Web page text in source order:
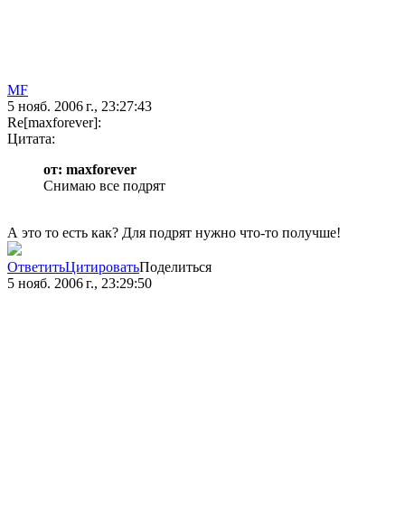
MF
5 нояб. 2006 г., 23:27:43
Re[maxforever]:
Цитата:
от: maxforever
Снимаю все подрят
А это то есть как? Для подрят нужно что-то получше!
ОтветитьЦитироватьПоделиться
5 нояб. 2006 г., 23:29:50